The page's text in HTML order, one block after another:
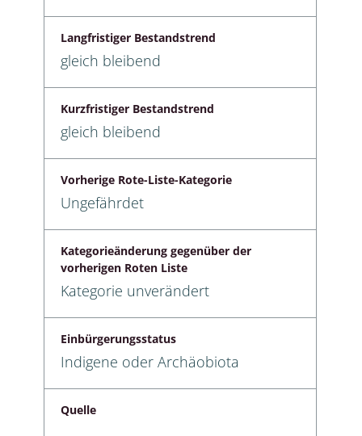
Langfristiger Bestandstrend
gleich bleibend
Kurzfristiger Bestandstrend
gleich bleibend
Vorherige Rote-Liste-Kategorie
Ungefährdet
Kategorieänderung gegenüber der
vorherigen Roten Liste
Kategorie unverändert
Einbürgerungsstatus
Indigene oder Archäobiota
Quelle